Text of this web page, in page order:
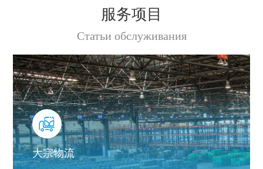
服务项目
Статьи обслуживания
大宗物流